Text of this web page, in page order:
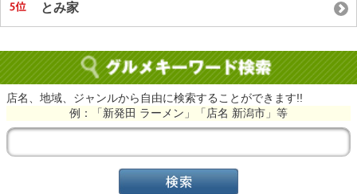
とみ家
店名、地域、ジャンルから自由に検索することができます!!
例：「新発田 ラーメン」「店名 新潟市」等